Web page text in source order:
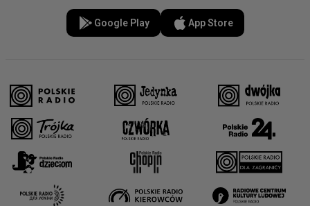
Google Play App Store